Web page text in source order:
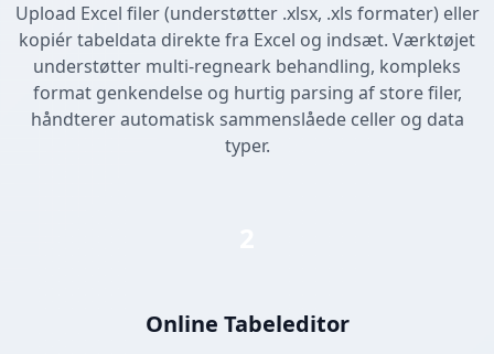
Upload Excel filer (understøtter .xlsx, .xls formater) eller
kopiér tabeldata direkte fra Excel og indsæt. Værktøjet
understøtter multi-regneark behandling, kompleks
format genkendelse og hurtig parsing af store filer,
håndterer automatisk sammenslåede celler og data
typer.
Online Tabeleditor